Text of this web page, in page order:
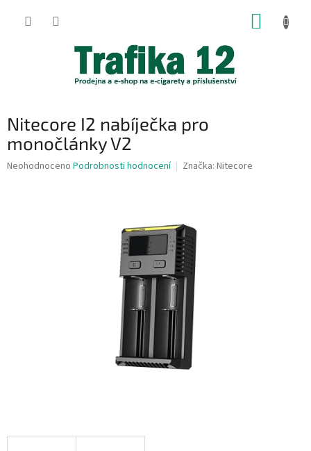
Nitecore I2 nabíječka pro
monočlánky V2
Průměrné
Neohodnoceno Podrobnosti hodnocení Značka: Nitecore